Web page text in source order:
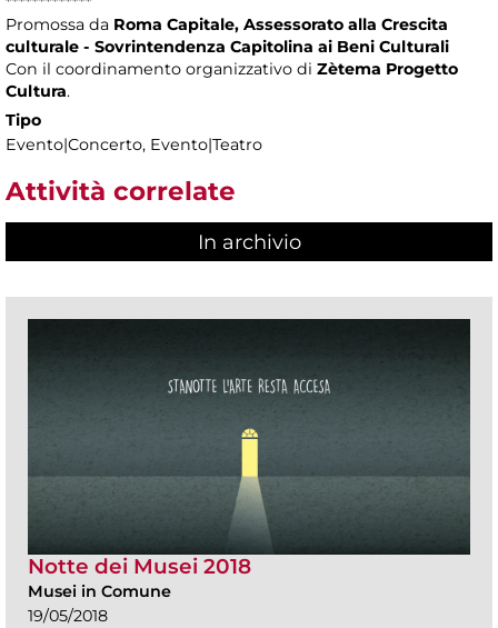
Promossa da Roma Capitale, Assessorato alla Crescita
culturale - Sovrintendenza Capitolina ai Beni Culturali
Con il coordinamento organizzativo di Zètema Progetto
Cultura.
Tipo
Evento|Concerto, Evento|Teatro
Attività correlate
In archivio
Notte dei Musei 2018
Musei in Comune
19/05/2018